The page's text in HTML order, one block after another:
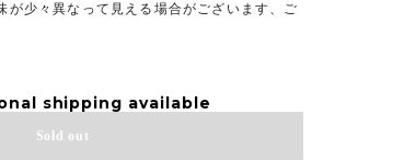
が少々異なって見える場合がございます、ご
shipping available
Sold out